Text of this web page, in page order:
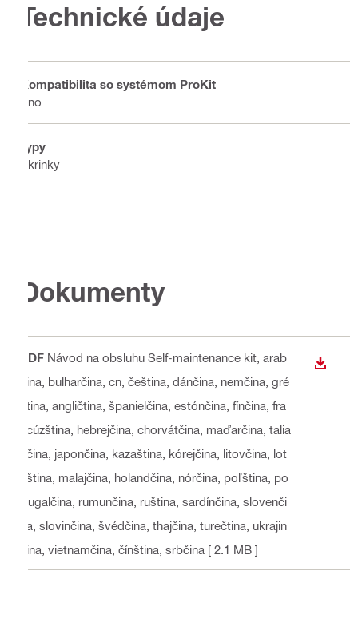
Technické údaje
Kompatibilita so systémom ProKit
Áno
Typy
Skrinky
Dokumenty
PDF Návod na obsluhu Self-maintenance kit , arab
čina, bulharčina, cn, čeština, dánčina, nemčina, gré
čtina, angličtina, španielčina, estónčina, fínčina, fra
ncúzština, hebrejčina, chorvátčina, maďarčina, talia
nčina, japončina, kazaština, kórejčina, litovčina, lot
yština, malajčina, holandčina, nórčina, poľština, po
rtugalčina, rumunčina, ruština, sardínčina, slovenči
na, slovinčina, švédčina, thajčina, turečtina, ukrajin
čina, vietnamčina, čínština, srbčina [ 2.1 MB ]